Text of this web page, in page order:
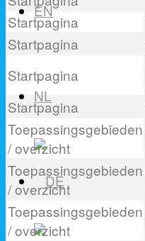
EN
NL
Startpagina
Startpagina
Startpagina
Startpagina
Toepassingsgebieden
/ overzicht
Toepassingsgebieden
/ overzicht
Toepassingsgebieden
/ overzicht